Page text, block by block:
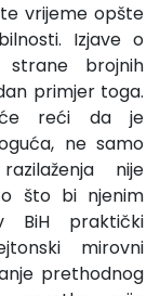
vrijeme opšte
Izjave o
strane brojnih
primjer toga.
će reći da je
ne samo
nije
što bi njenim
BiH praktički
mirovni
prethodnog